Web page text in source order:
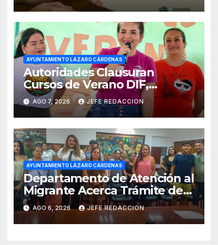
AYUNTAMIENTO LÁZARO CÁRDENAS
Autoridades Clausuran
Cursos de Verano DIF,
Seguridad Pública y Casa de
Cultura 2026
AGO 7, 2026 JEFE REDACCION
AYUNTAMIENTO LÁZARO CÁRDENAS
Departamento de Atención al
Migrante Acerca Trámite de
Pasaportes Estadounidenses
a Residentes de Lázaro
Cárdenas
AGO 6, 2026 JEFE REDACCION